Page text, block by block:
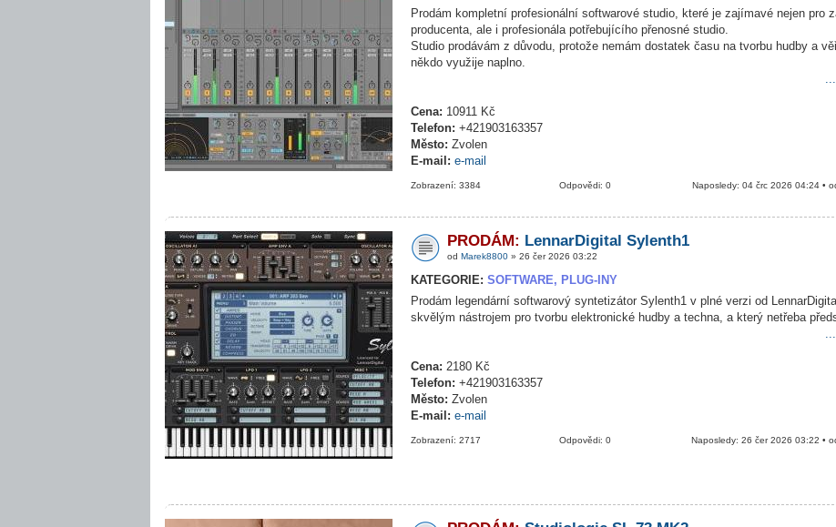
Prodám kompletní profesionální softwarové studio, které je zajímavé nejen pro
producenta, ale i profesionála potřebujícího přenosné studio.
Studio prodávám z důvodu, protože nemám dostatek času na tvorbu hudby a
někdo využije naplno.
Cena: 10911 Kč
Telefon: +421903163357
Město: Zvolen
E-mail: e-mail
Naposledy: 04 črc 2026 04:24 •
Odpovědi: 0
Zobrazení: 3384
PRODÁM: LennarDigital Sylenth1
od Marek8800 » 26 čer 2026 03:22
KATEGORIE: SOFTWARE, PLUG-INY
Prodám legendární softwarový syntetizátor Sylenth1 v plné verzi od
skvělým nástrojem pro tvorbu elektronické hudby a techna, a který netřeba
Cena: 2180 Kč
Telefon: +421903163357
Město: Zvolen
E-mail: e-mail
Naposledy: 26 čer 2026 03:22 •
Odpovědi: 0
Zobrazení: 2717